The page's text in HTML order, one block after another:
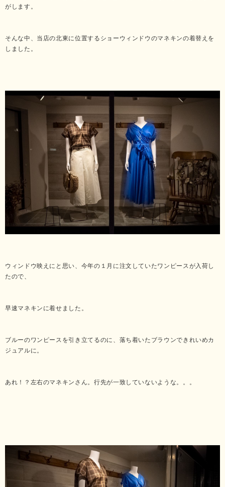
がします。
そんな中、当店の北東に位置するショーウィンドウのマネキンの着替えを
しました。
ウィンドウ映えにと思い、今年の１月に注文していたワンピースが入荷し
たので、
早速マネキンに着せました。
ブルーのワンピースを引き立てるのに、落ち着いたブラウンできれいめカ
ジュアルに。
あれ！？左右のマネキンさん。行先が一致していないような。。。